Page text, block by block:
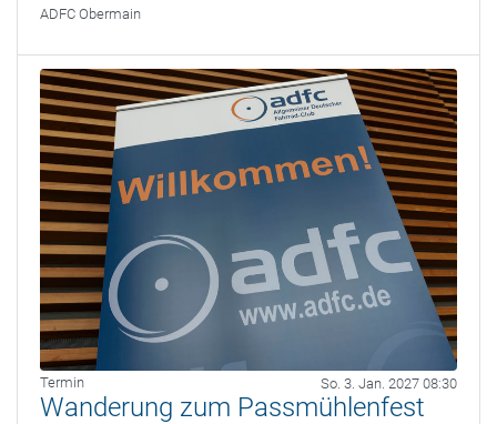
ADFC Obermain
Termin So. 3. Jan. 2027 08:30
Wanderung zum Passmühlenfest